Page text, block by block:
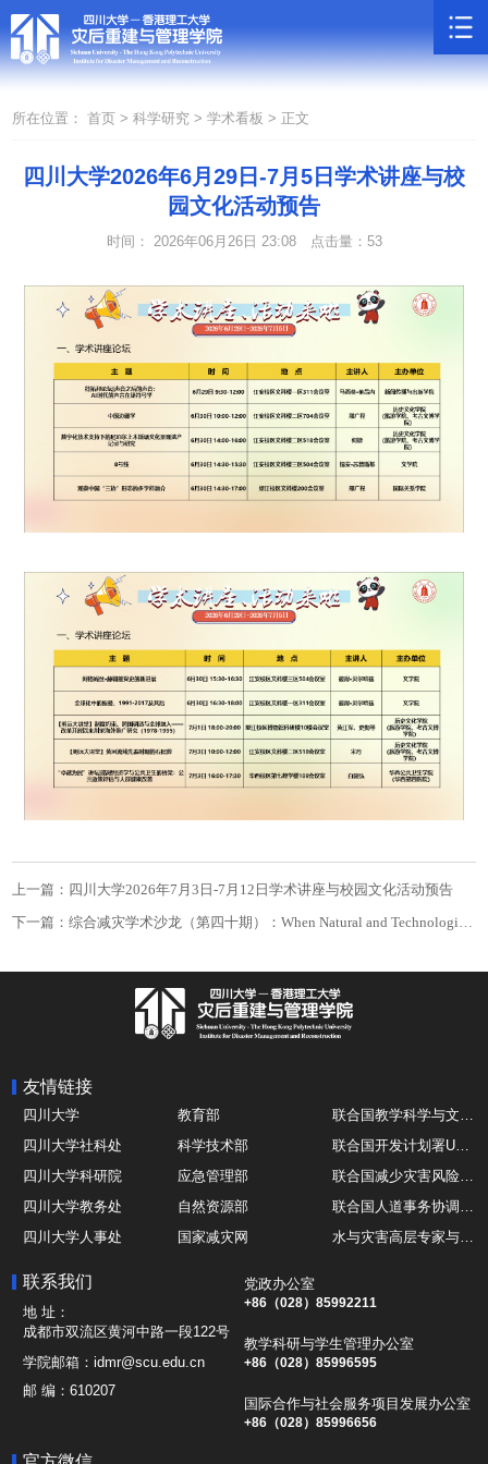
所在位置： 首页 >科学研究 >学术看板 > 正文
四川大学2026年6月29日-7月5日学术讲座与校
园文化活动预告
时间： 2026年06月26日 23:08 点击量： 53
上一篇：四川大学2026年7月3日-7月12日学术讲座与校园文化活动预告
友情链接
四川大学 教育部
联合国教学科学与文化组织UNESCO
四川大学社科处
科学技术部
联合国开发计划署UNDP
四川大学科研院
应急管理部
联合国减少灾害风险办公室UNDRR
四川大学教务处
自然资源部
联合国人道事务协调厅OCHA
四川大学人事处
国家减灾网
水与灾害高层专家与领导组 HELP
地震与火山研究室
联系我们
地 址：
成都市双流区黄河中路一段122号
学院邮箱：idmr@scu.edu.cn
邮 编：610207
党政办公室
+86（028）85992211
教学科研与学生管理办公室
+86（028）85996595
国际合作与社会服务项目发展办公室
+86（028）85996656